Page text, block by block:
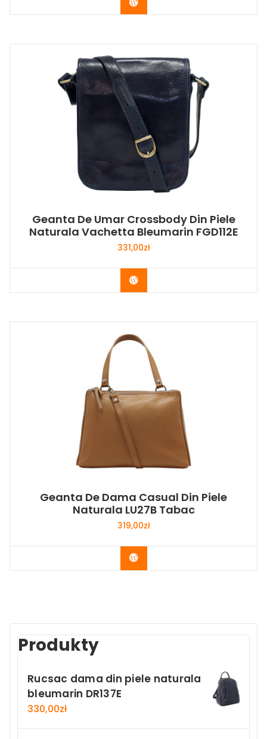
Geanta De Umar Crossbody Din Piele
Naturala Vachetta Bleumarin FGD112E
331,00zł
Buy Now
Geanta De Dama Casual Din Piele
Naturala LU27B Tabac
319,00zł
Buy Now
Produkty
Rucsac dama din piele naturala
bleumarin DR137E
330,00zł